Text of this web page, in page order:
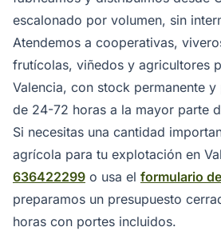
escalonado por volumen, sin
Atendemos a cooperativas,
frutícolas, viñedos y agricultores
Valencia, con stock permanente
de 24-72 horas a la mayor parte
Si necesitas una cantidad
agrícola para tu explotación en
636422299 o usa el formulario
preparamos un presupuesto
horas con portes incluidos.